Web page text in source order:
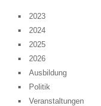
2023
2024
2025
2026
Ausbildung
Politik
Veranstaltungen